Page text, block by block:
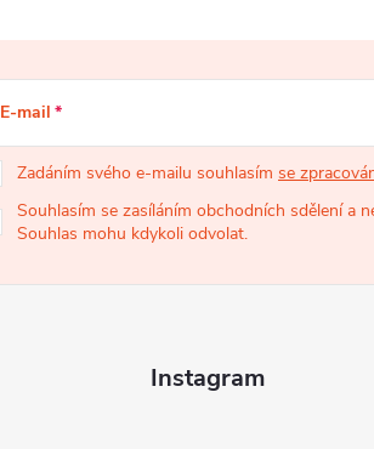
E-mail
Zadáním svého e-mailu souhlasím se
Souhlasím se zasíláním obchodních sdělení a
Souhlas mohu kdykoli odvolat.
Instagram